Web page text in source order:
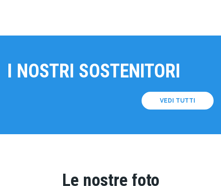
I NOSTRI SOSTENITORI
VEDI TUTTI
Le nostre foto